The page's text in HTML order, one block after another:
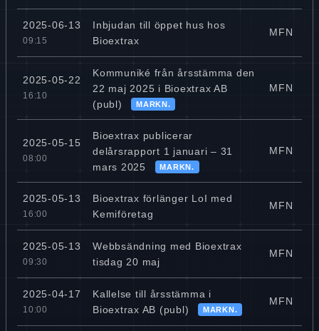
2025-06-13
09:15
Inbjudan till öppet hus hos
Bioextrax
MFN
2025-05-22
16:10
Kommuniké från årsstämma den
22 maj 2025 i Bioextrax AB
(publ)
MARKN.
MFN
2025-05-15
08:00
Bioextrax publicerar
delårsrapport 1 januari – 31
mars 2025
MARKN.
MFN
2025-05-13
16:00
Bioextrax förlänger LoI med
Kemiföretag
MFN
2025-05-13
09:30
Webbsändning med Bioextrax
tisdag 20 maj
MFN
2025-04-17
10:00
Kallelse till årsstämma i
Bioextrax AB (publ)
MARKN.
MFN